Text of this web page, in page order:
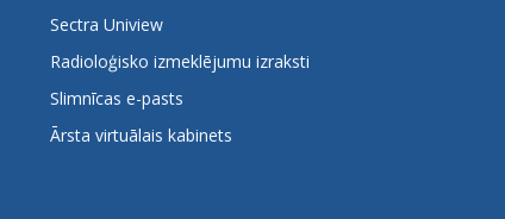
Sectra Uniview
Radioloģisko izmeklējumu izraksti
Slimnīcas e-pasts
Ārsta virtuālais kabinets